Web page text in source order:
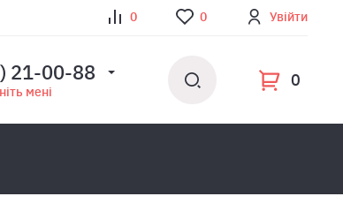
0 0 Увійти
21-00-88
мені
0